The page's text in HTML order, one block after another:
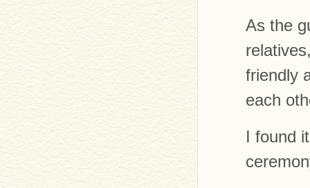
As the
friendly
each
I found